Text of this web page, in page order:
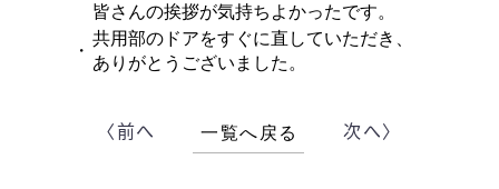
皆さんの挨拶が気持ちよかったです。
・
共用部のドアをすぐに直していただき、
ありがとうございました。
〈前へ 一覧へ戻る 次へ〉